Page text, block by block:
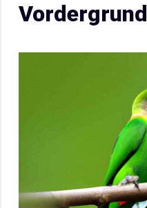
Vordergrund